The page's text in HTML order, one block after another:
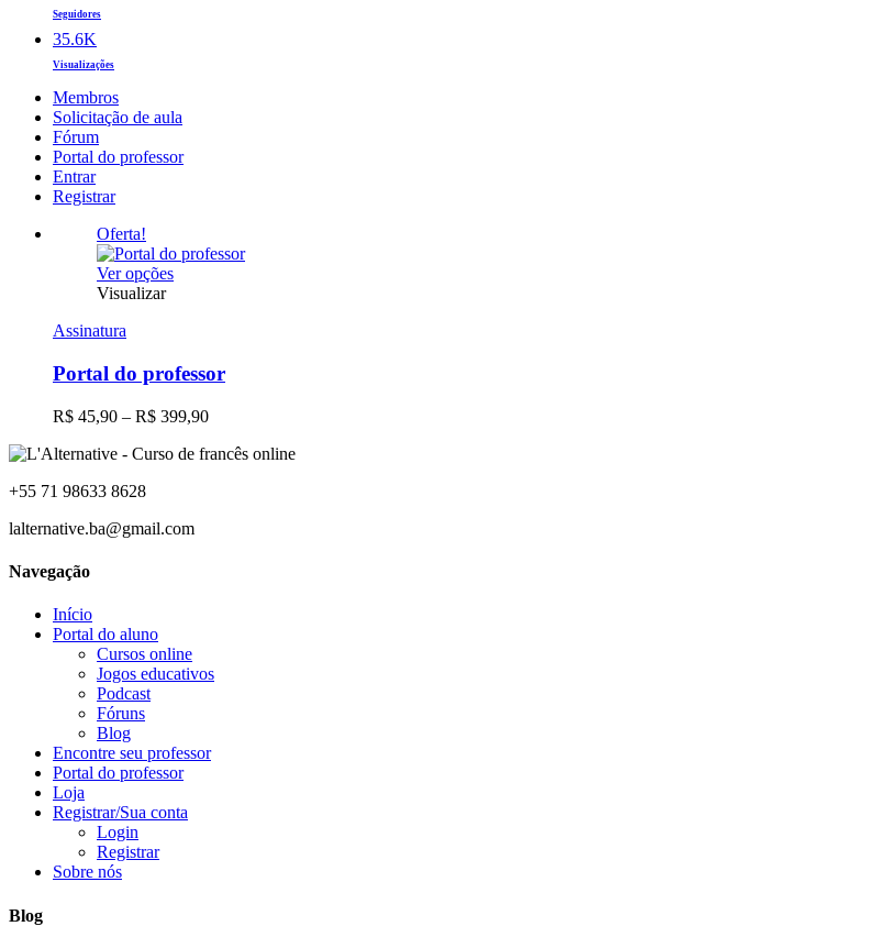
Seguidores
35.6K
Visualizações
Membros
Solicitação de aula
Fórum
Portal do professor
Entrar
Registrar
Oferta!
Ver opçõesEste
As
podem
ser
escolhidas
produto
Visualizar
Assinatura
Portal do professor
R$ 45,90 – R$ 399,90Faixa
preço:
+55 71 98633 8628
lalternative.ba@gmail.com
Navegação
Início
Portal do aluno
Cursos online
Jogos educativos
Podcast
Fóruns
Blog
Encontre seu professor
Portal do professor
Loja
Registrar/Sua conta
Login
Registrar
Sobre nós
Blog